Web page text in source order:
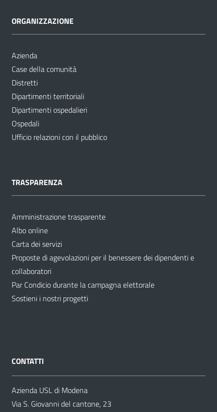
ORGANIZZAZIONE
Azienda
Case della comunità
Distretti
Dipartimenti territoriali
Dipartimenti ospedalieri
Ospedali
Ufficio relazioni con il pubblico
TRASPARENZA
Amministrazione trasparente
Albo online
Carta dei servizi
Proposte di agevolazioni per il benessere dei dipendenti e
collaboratori
Par Condicio durante la campagna elettorale
Sostieni i nostri progetti
CONTATTI
Azienda USL di Modena
Via S. Giovanni del cantone, 23